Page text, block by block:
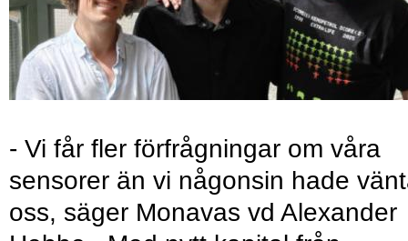
- Vi får fler förfrågningar om våra
sensorer än vi någonsin hade
oss, säger Monavas vd Alexander